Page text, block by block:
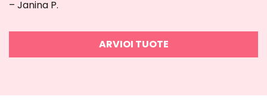
– Janina P.
ARVIOI TUOTE